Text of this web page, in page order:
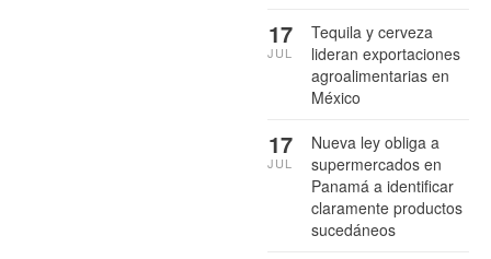
Tequila y cerveza
lideran exportaciones
agroalimentarias en
México
17
JUL
Nueva ley obliga a
supermercados en
Panamá a identificar
claramente productos
sucedáneos
17
JUL